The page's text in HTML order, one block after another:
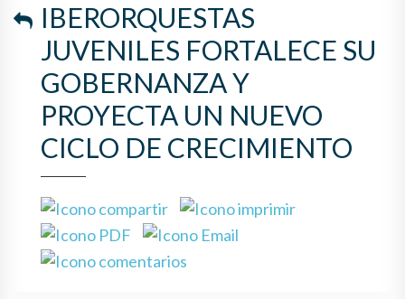
IBERORQUESTAS
JUVENILES FORTALECE SU
GOBERNANZA Y
PROYECTA UN NUEVO
CICLO DE CRECIMIENTO